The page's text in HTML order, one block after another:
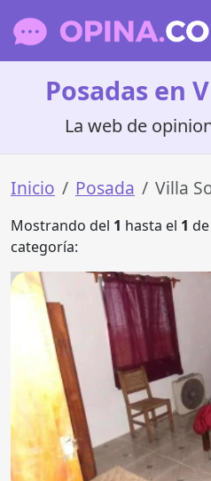
Posadas en
La web de
Inicio Posada Villa
Mostrando del 1 hasta el 1 de
categoría: